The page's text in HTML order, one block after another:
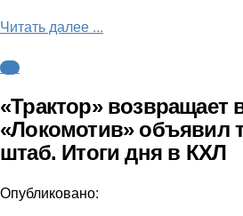
Читать далее ...
КХЛ
«Трактор» возвращает
«Локомотив» объявил
штаб. Итоги дня в КХЛ
Опубликовано: